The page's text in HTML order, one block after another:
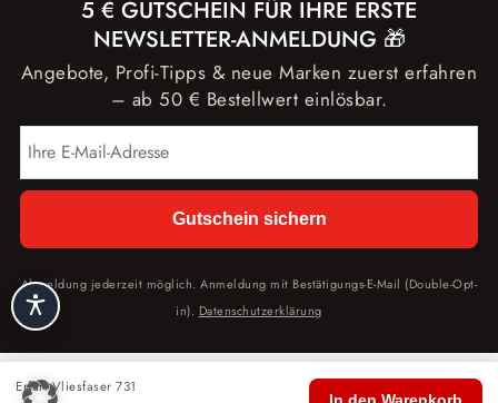
Erfurt Vliesfaser 731
5 € GUTSCHEIN FÜR IHRE ERSTE
NEWSLETTER-ANMELDUNG 🎁
Angebote, Profi-Tipps & neue Marken zuerst erfahren
– ab 50 € Bestellwert einlösbar.
Gutschein sichern
Abmeldung jederzeit möglich. Anmeldung mit Bestätigungs-E-Mail (Double-Opt-
in). Datenschutzerklärung